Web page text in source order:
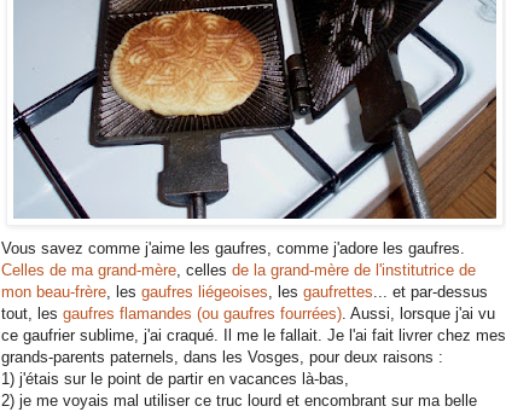
Vous savez comme j'aime les gaufres, comme j'adore les gaufres.
Celles de ma grand-mère, celles de la grand-mère de l'institutrice de
mon beau-frère, les gaufres liégeoises, les gaufrettes... et par-dessus
tout, les gaufres flamandes (ou gaufres fourrées). Aussi, lorsque j'ai vu
ce gaufrier sublime, j'ai craqué. Il me le fallait. Je l'ai fait livrer chez mes
grands-parents paternels, dans les Vosges, pour deux raisons :
1) j'étais sur le point de partir en vacances là-bas,
2) je me voyais mal utiliser ce truc lourd et encombrant sur ma belle